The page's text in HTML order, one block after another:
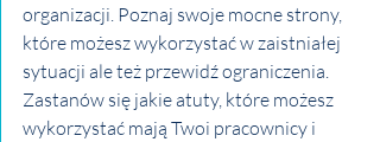
organizacji. Poznaj swoje mocne strony,
które możesz wykorzystać w zaistniałej
sytuacji ale też przewidź ograniczenia.
Zastanów się jakie atuty, które możesz
wykorzystać mają Twoi pracownicy i